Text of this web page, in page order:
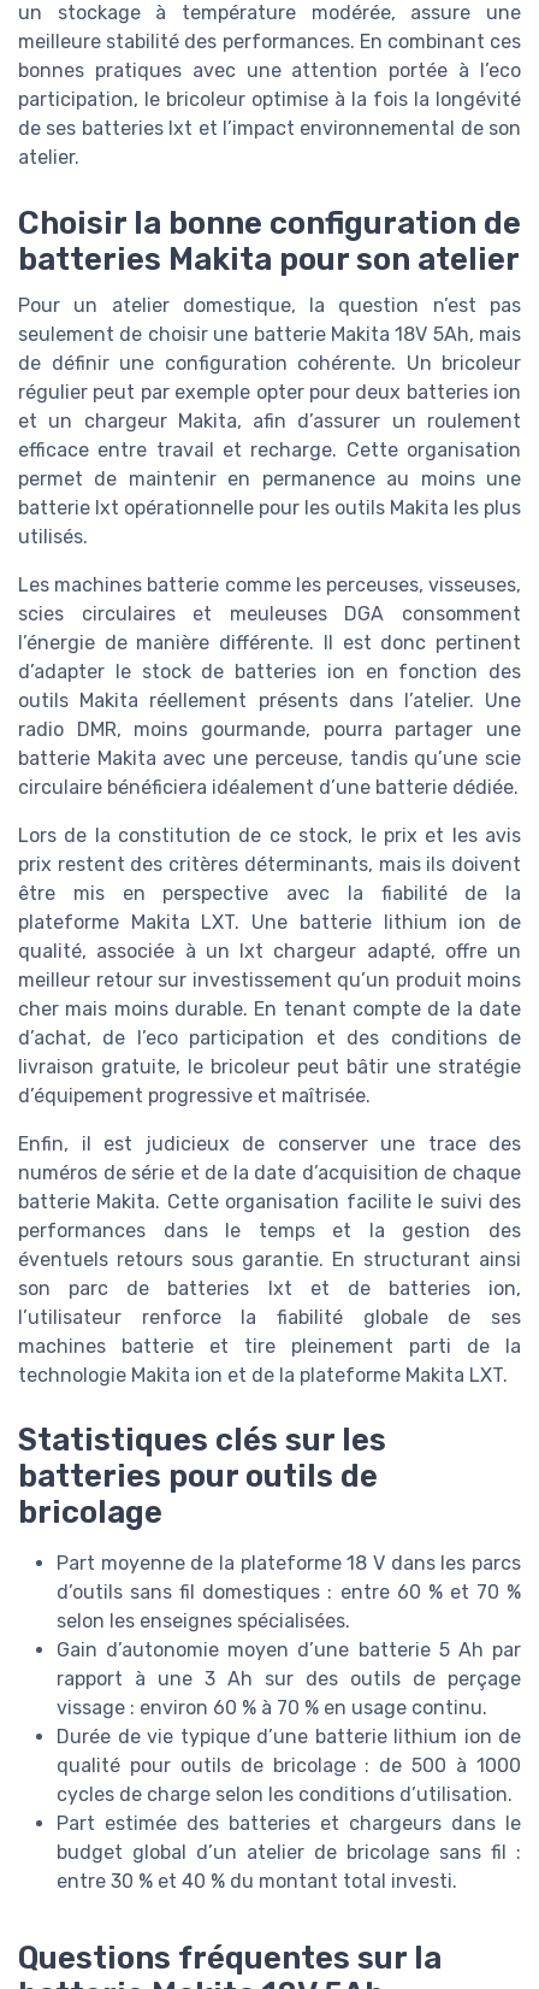
un stockage à température modérée, assure une
meilleure stabilité des performances. En combinant ces
bonnes pratiques avec une attention portée à l’eco
participation, le bricoleur optimise à la fois la longévité
de ses batteries lxt et l’impact environnemental de son
atelier.
Choisir la bonne configuration de
batteries Makita pour son atelier
Pour un atelier domestique, la question n’est pas
seulement de choisir une batterie Makita 18V 5Ah, mais
de définir une configuration cohérente. Un bricoleur
régulier peut par exemple opter pour deux batteries ion
et un chargeur Makita, afin d’assurer un roulement
efficace entre travail et recharge. Cette organisation
permet de maintenir en permanence au moins une
batterie lxt opérationnelle pour les outils Makita les plus
utilisés.
Les machines batterie comme les perceuses, visseuses,
scies circulaires et meuleuses DGA consomment
l’énergie de manière différente. Il est donc pertinent
d’adapter le stock de batteries ion en fonction des
outils Makita réellement présents dans l’atelier. Une
radio DMR, moins gourmande, pourra partager une
batterie Makita avec une perceuse, tandis qu’une scie
circulaire bénéficiera idéalement d’une batterie dédiée.
Lors de la constitution de ce stock, le prix et les avis
prix restent des critères déterminants, mais ils doivent
être mis en perspective avec la fiabilité de la
plateforme Makita LXT. Une batterie lithium ion de
qualité, associée à un lxt chargeur adapté, offre un
meilleur retour sur investissement qu’un produit moins
cher mais moins durable. En tenant compte de la date
d’achat, de l’eco participation et des conditions de
livraison gratuite, le bricoleur peut bâtir une stratégie
d’équipement progressive et maîtrisée.
Enfin, il est judicieux de conserver une trace des
numéros de série et de la date d’acquisition de chaque
batterie Makita. Cette organisation facilite le suivi des
performances dans le temps et la gestion des
éventuels retours sous garantie. En structurant ainsi
son parc de batteries lxt et de batteries ion,
l’utilisateur renforce la fiabilité globale de ses
machines batterie et tire pleinement parti de la
technologie Makita ion et de la plateforme Makita LXT.
Statistiques clés sur les
batteries pour outils de
bricolage
Part moyenne de la plateforme 18 V dans les parcs
d’outils sans fil domestiques : entre 60 % et 70 %
selon les enseignes spécialisées.
Gain d’autonomie moyen d’une batterie 5 Ah par
rapport à une 3 Ah sur des outils de perçage
vissage : environ 60 % à 70 % en usage continu.
Durée de vie typique d’une batterie lithium ion de
qualité pour outils de bricolage : de 500 à 1000
cycles de charge selon les conditions d’utilisation.
Part estimée des batteries et chargeurs dans le
budget global d’un atelier de bricolage sans fil :
entre 30 % et 40 % du montant total investi.
Questions fréquentes sur la